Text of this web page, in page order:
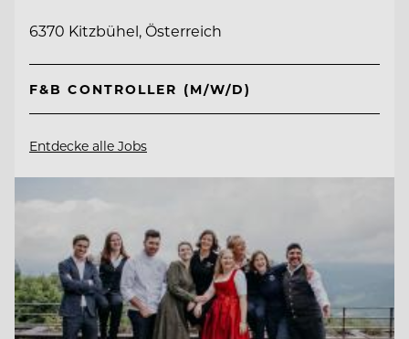
6370 Kitzbühel, Österreich
F&B CONTROLLER (M/W/D)
Entdecke alle Jobs